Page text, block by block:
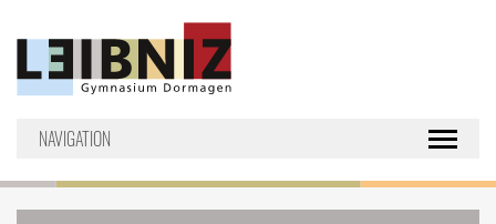
NAVIGATION Toggle